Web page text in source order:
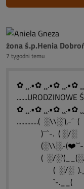
żona ś.p.Henia
7 tygodni temu
✿ ¸¸.•✿ ¸¸.•✿ ¸¸.•✿
.......URODZINOWE
✿ ¸¸.•✿ ¸¸.•✿ ¸¸.•✿
..............( ░\\░´),-´¯¯(
)¯¯`-. ( ░/░
(░\\░.-(❤️`´-
( ░/░’(__(░/
( ░/░
`-.__(